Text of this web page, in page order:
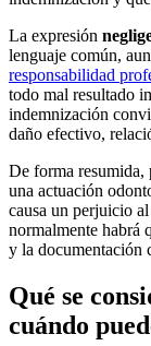
La expresión
lenguaje común,
responsabilidad
todo mal resultado
indemnización
daño efectivo,
De forma resumida,
una actuación
causa un perjuicio
normalmente habrá
y la documentación
Qué se
cuándo